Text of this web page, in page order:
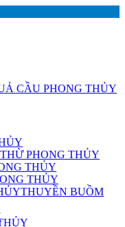
CẦU PHONG THỦY
PHONG THỦY
THỦY
THỦY
THUYỀN BUỒM